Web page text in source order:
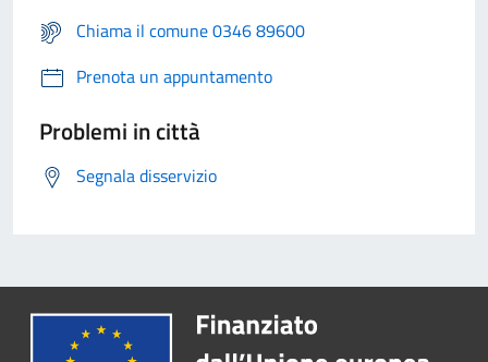
Chiama il comune 0346 89600
Prenota un appuntamento
Problemi in città
Segnala disservizio